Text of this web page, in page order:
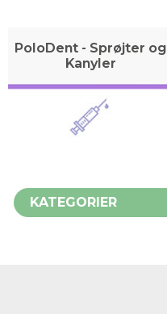
PoloDent - Sprøjter og
Kanyler
KATEGORIER